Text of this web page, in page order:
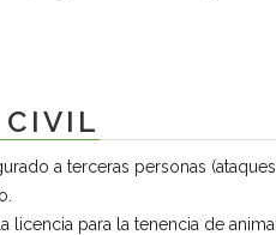
CIVIL
a terceras personas
licencia para la tenencia de